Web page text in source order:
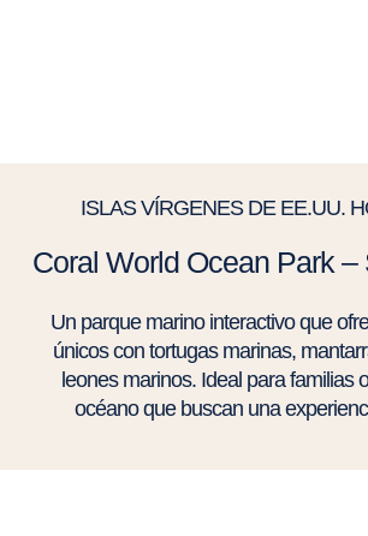
ISLAS VÍRGENES DE EE.UU.
Coral World Ocean Park –
Un parque marino interactivo que
únicos con tortugas marinas,
leones marinos. Ideal para familias
océano que buscan una